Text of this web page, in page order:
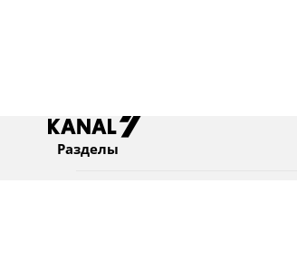
Разделы